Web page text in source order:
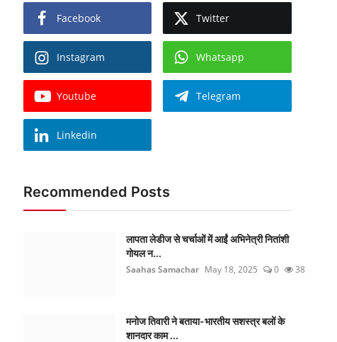
Facebook Twitter
Instagram Whatsapp
Youtube Telegram
Linkedin
Recommended Posts
लापता लेडीज से चर्चाओं में आईं अभिनेत्री नितांशी
गोयल न...
Saahas Samachar May 18, 2025 0 38
मनोज तिवारी ने बताया-भारतीय सशस्त्र बलों के
शानदार काम ...